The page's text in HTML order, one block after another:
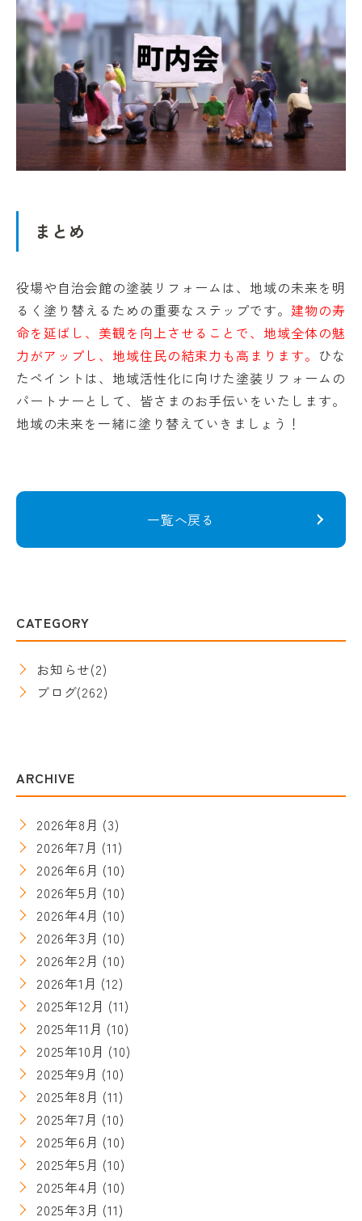
まとめ
役場や自治会館の塗装リフォームは、地域の未来を明
るく塗り替えるための重要なステップです。 建物の寿
命を延ばし、美観を向上させることで、地域全体の魅
力がアップし、地域住民の結束力も高まります。 ひな
たペイントは、地域活性化に向けた塗装リフォームの
パートナーとして、皆さまのお手伝いをいたします。
地域の未来を一緒に塗り替えていきましょう！
一覧へ戻る
CATEGORY
お知らせ(2)
ブログ(262)
ARCHIVE
2026年8月 (3)
2026年7月 (11)
2026年6月 (10)
2026年5月 (10)
2026年4月 (10)
2026年3月 (10)
2026年2月 (10)
2026年1月 (12)
2025年12月 (11)
2025年11月 (10)
2025年10月 (10)
2025年9月 (10)
2025年8月 (11)
2025年7月 (10)
2025年6月 (10)
2025年5月 (10)
2025年4月 (10)
2025年3月 (11)